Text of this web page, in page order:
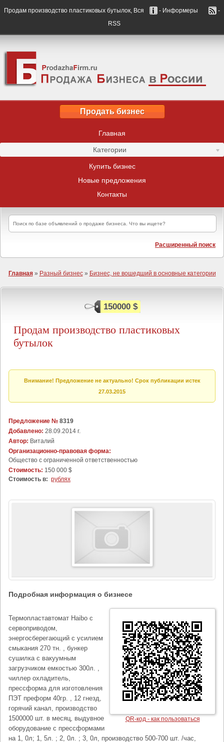
Продам производство пластиковых бутылок, Вся - Информеры
-
RSS
Продать бизнес
Главная
Категории
Купить бизнес
Новые предложения
Контакты
Расширенный поиск
Главная» Разный бизнес» Бизнес, не вошедший в основные категории
150000 $
Продам производство пластиковых
бутылок
Внимание! Предложение не актуально! Срок публикации истек
27.03.2015
Предложение № 8319
Добавлено: 28.09.2014 г.
Автор: Виталий
Организационно-правовая форма:
Общество с ограниченной ответственностью
Стоимость: 150 000 $
Стоимость в: рублях
Подробная информация о бизнесе
QR-код - как пользоваться
Термопластавтомат Haibo с
сервоприводом,
энергосберегающий с усилием
смыкания 270 тн. , бункер
сушилка с вакуумным
загрузчиком емкостью 300л. ,
чиллер охладитель,
прессформа для изготовления
ПЭТ преформ 40гр. , 12 гнезд,
горячий канал, производство
1500000 шт. в месяц, выдувное
оборудование с прессформами
на 1, 0л; 1, 5л. ; 2, 0л. ; 3, 0л, производство 500-700 шт. /час,